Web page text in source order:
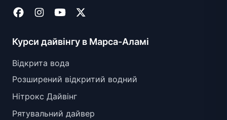
Курси дайвінгу в Марса-Аламі
Відкрита вода
Розширений відкритий водний
Нітрокс Дайвінг
Рятувальний дайвер